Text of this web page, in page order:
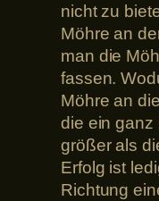
nicht zu
Möhre an
man die
fassen.
Möhre an
die ein ganz
größer als
Erfolg ist
Richtung